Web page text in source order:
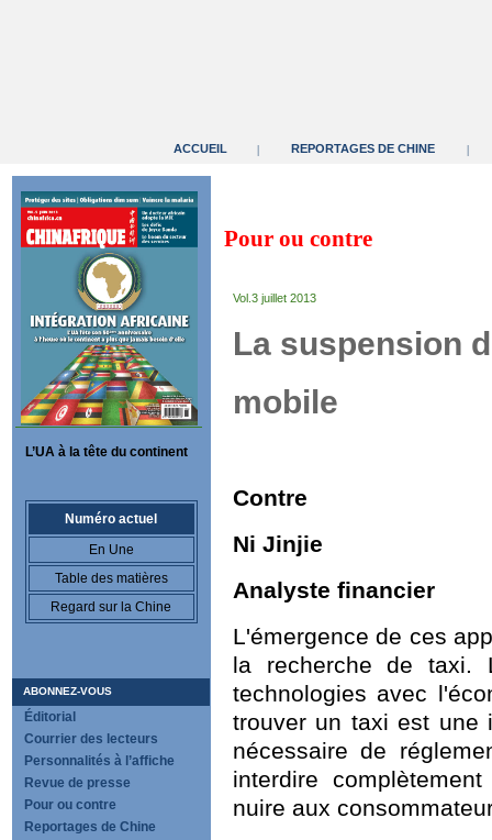
ACCUEIL | REPORTAGES DE CHINE |
L’UA à la tête du continent
Numéro actuel
En Une
Table des matières
Regard sur la Chine
ABONNEZ-VOUS
Éditorial
Courrier des lecteurs
Personnalités à l’affiche
Revue de presse
Pour ou contre
Reportages de Chine
Pour ou contre
Vol.3 juillet 2013
La suspension
mobile
Contre
Ni Jinjie
Analyste financier
L'émergence de ces
la recherche de taxi.
technologies avec
trouver un taxi est une
nécessaire de
interdire
nuire aux